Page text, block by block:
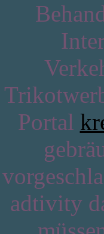
Portal
adtivity